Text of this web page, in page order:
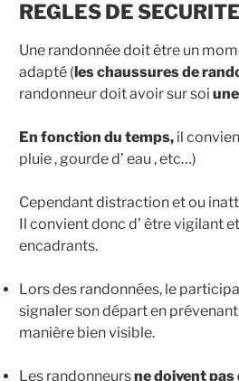
REGLES DE SECURITE
Une randonnée doit être un
adapté (les chaussures de
randonneur doit avoir sur soi
En fonction du temps, il
pluie , gourde d’ eau , etc…)
Cependant distraction et ou
Il convient donc d’ être vigilant
encadrants.
Lors des randonnées, le
signaler son départ en
manière bien visible.
Les randonneursne doivent pas